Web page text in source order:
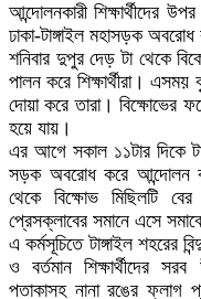
আন্দোলনকারী শিক্ষার্থীদের
ঢাকা-টাঙ্গাইল মহাসড়ক অবরোধ
শনিবার দুপুর দেড় টা থেকে
পালন করে শিক্ষার্থীরা। এসময়
দোয়া করে তারা। বিক্ষোভের
হয়ে যায়।
এর আগে সকাল ১১টার দিকে
সড়ক অবরোধ করে আন্দোলন
থেকে বিক্ষোভ মিছিলটি
প্রেসক্লাবের সমানে এসে
এ কর্মসূচিতে টাঙ্গাইল শহরের
ও বর্তমান শিক্ষার্থীদের
পতাকাসহ নানা রঙের ফ্লাগ